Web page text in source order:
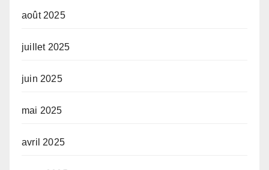
août 2025
juillet 2025
juin 2025
mai 2025
avril 2025